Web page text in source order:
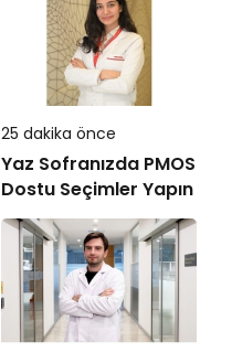
25 dakika önce
Yaz Sofranızda PMOS
Dostu Seçimler Yapın